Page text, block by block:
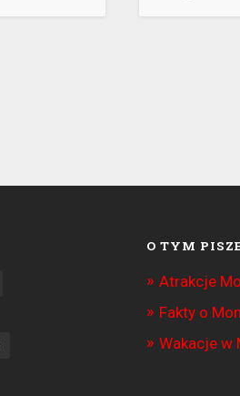
O TYM
Atrakcje
Fakty o
Wakacje w